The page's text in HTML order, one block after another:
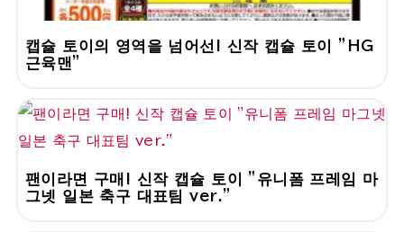
캡슐 토이의 영역을 넘어선! 신작 캡슐 토이 "HG
근육맨"
팬이라면 구매! 신작 캡슐 토이 "유니폼 프레임 마
그넷 일본 축구 대표팀 ver."